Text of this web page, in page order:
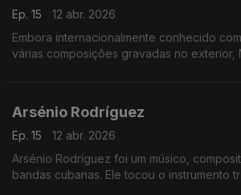
Ep. 15
12 abr. 2026
Embora internacionalmente conhecido
várias composições gravadas no exterior,
Arsénio Rodríguez
Ep. 15
12 abr. 2026
Arsénio Rodríguez foi um músico,
bandas cubanas. Ele tocou o instrumento